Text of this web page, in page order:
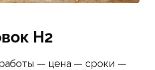
Н2
— цена — сроки —